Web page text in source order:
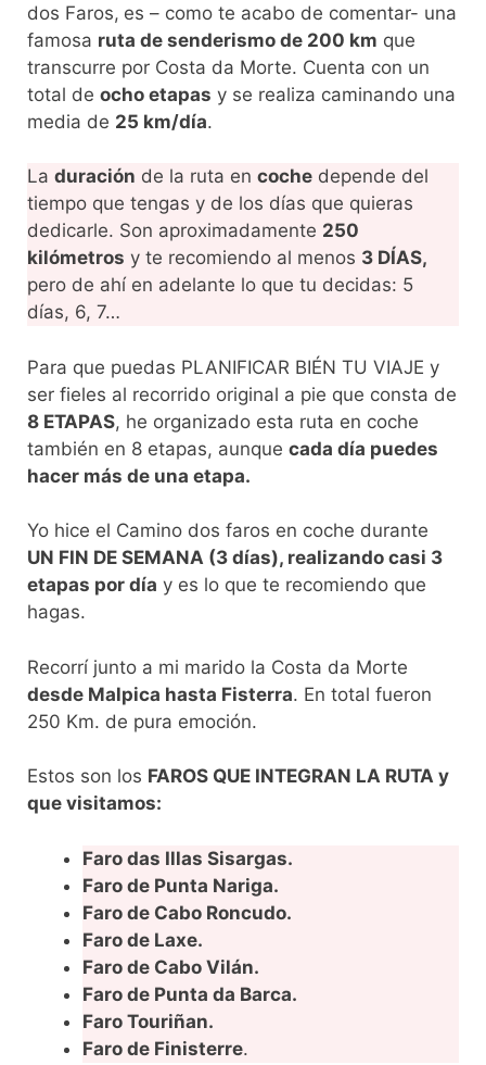
dos Faros, es – como te acabo de comentar- una
famosa ruta de senderismo de 200 km que
transcurre por Costa da Morte. Cuenta con un
total de ocho etapas y se realiza caminando una
media de 25 km/día.
La duración de la ruta en coche depende del
tiempo que tengas y de los días que quieras
dedicarle. Son aproximadamente 250
kilómetros y te recomiendo al menos 3 DÍAS,
pero de ahí en adelante lo que tu decidas: 5
días, 6, 7…
Para que puedas PLANIFICAR BIÉN TU VIAJE y
ser fieles al recorrido original a pie que consta de
8 ETAPAS, he organizado esta ruta en coche
también en 8 etapas, aunque cada día puedes
hacer más de una etapa.
Yo hice el Camino dos faros en coche durante
UN FIN DE SEMANA (3 días), realizando casi 3
etapas por día y es lo que te recomiendo que
hagas.
Recorrí junto a mi marido la Costa da Morte
desde Malpica hasta Fisterra. En total fueron
250 Km. de pura emoción.
Estos son los FAROS QUE INTEGRAN LA RUTA y
que visitamos:
Faro das Illas Sisargas.
Faro de Punta Nariga.
Faro de Cabo Roncudo.
Faro de Laxe.
Faro de Cabo Vilán.
Faro de Punta da Barca.
Faro Touriñan.
Faro de Finisterre.